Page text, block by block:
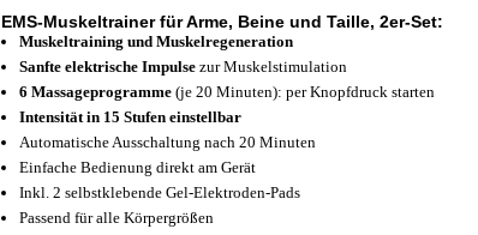
EMS-Muskeltrainer für Arme, Beine und Taille, 2er-Set:
Muskeltraining und Muskelregeneration
Sanfte elektrische Impulse zur Muskelstimulation
6 Massageprogramme (je 20 Minuten): per Knopfdruck starten
Intensität in 15 Stufen einstellbar
Automatische Ausschaltung nach 20 Minuten
Einfache Bedienung direkt am Gerät
Inkl. 2 selbstklebende Gel-Elektroden-Pads
Passend für alle Körpergrößen